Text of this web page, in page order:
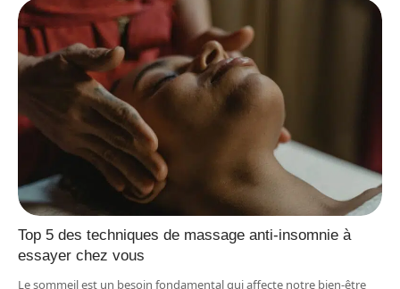
Top 5 des techniques de massage anti-insomnie à
essayer chez vous
Le sommeil est un besoin fondamental qui affecte notre bien-être